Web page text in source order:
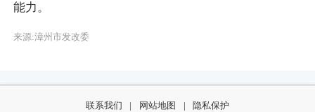
能力。
来源:漳州市发改委
联系我们 | 网站地图 |
隐私保护